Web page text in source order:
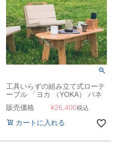
工具いらずの組み立て式ローテ
ーブル 「ヨカ （YOKA） パネ
ルファニチャーシリーズ
PANEL LONG TABLE パネルロ
ングテーブル」
販売価格 ¥26,400税込
カートに入れる